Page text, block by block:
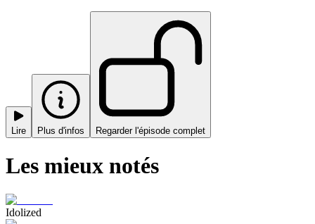
Lire Plus d'infos Regarder l'épisode complet
Les mieux notés
Idolized